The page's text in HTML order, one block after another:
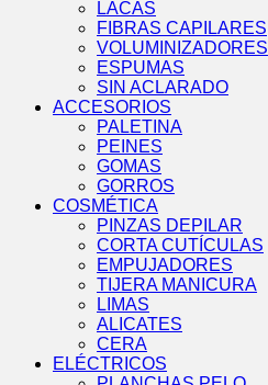
LACAS
FIBRAS CAPILARES
VOLUMINIZADORES
ESPUMAS
SIN ACLARADO
ACCESORIOS
PALETINA
PEINES
GOMAS
GORROS
COSMÉTICA
PINZAS DEPILAR
CORTA CUTÍCULAS
EMPUJADORES
TIJERA MANICURA
LIMAS
ALICATES
CERA
ELÉCTRICOS